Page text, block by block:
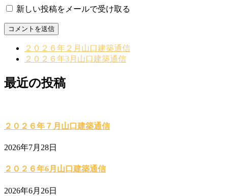
新しい投稿をメールで受け取る
２０２６年２月山口建築通信
２０２６年3月山口建築通信
最近の投稿
２０２６年７月山口建築通信
2026年7月28日
２０２６年6月山口建築通信
2026年6月26日